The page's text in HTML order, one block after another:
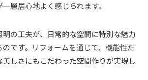
層居心地よく感じられます。
明の工夫が、日常的な空間に特別な魅力
です。リフォームを通じて、機能性だ
しさにもこだわった空間作りが実現し